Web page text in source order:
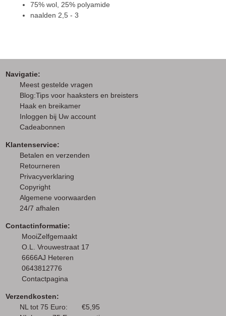
75% wol, 25% polyamide
naalden 2,5 - 3
Navigatie:
Meest gestelde vragen
Blog:Tips voor haaksters en breisters
Haak en breikamer
Inloggen bij Uw account
Cadeabonnen
Klantenservice:
Betalen en verzenden
Retourneren
Privacyverklaring
Copyright
Algemene voorwaarden
24/7 afhalen
Contactinformatie:
MooiZelfgemaakt
O.L. Vrouwestraat 17
6666AJ Heteren
0643812776
Contactpagina
Verzendkosten:
NL tot 75 Euro: €5,95